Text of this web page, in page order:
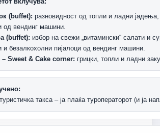
(buffet): разновидност од топли и ладни
од вендинг машини.
(buffet): избор на свежи „витамински“ салати и
и безалкохолни пијалоци од вендинг машини.
– Sweet & Cake corner: грицки, топли и ладни
такса – ја плаќа туроператорот (и ја